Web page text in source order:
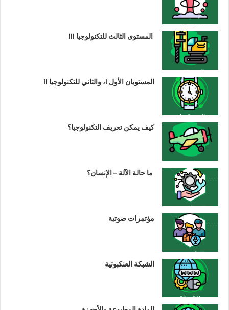
المستوى الثالث للتكنولوجيا III
المستويان الأول I، والثاني للتكنولوجيا II
كيف يمكن تعريف التكنولوجيا؟
ما حالة الآلة – الإنسان؟
مؤتمرات صوتية
الشبكة العنكبوتية